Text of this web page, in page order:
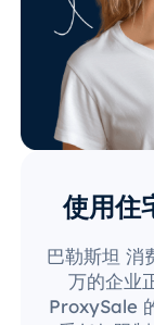
使用住
巴勒斯坦 消
万的企业
ProxySale